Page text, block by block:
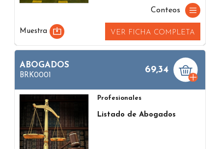
Conteos
Muestra VER FICHA COMPLETA
ABOGADOS
BRK0001
69,34
Profesionales
Listado de Abogados